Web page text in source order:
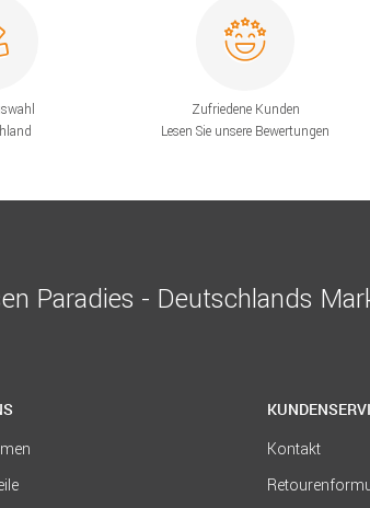
Zufriedene Kunden
Lesen Sie unsere Bewertungen
Paradies - Deutschlands
Kontakt